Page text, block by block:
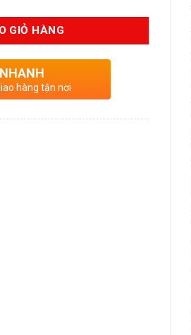
GIỎ HÀNG
hàng tận nơi